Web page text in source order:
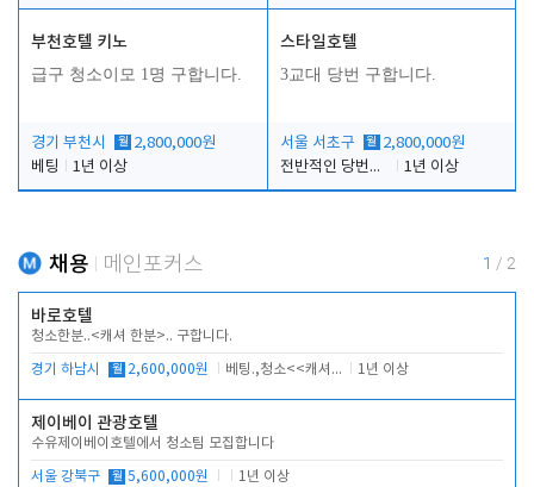
부천호텔 키노
급구 청소이모 1명 구합니다.
경기 부천시 월 2,800,000원
베팅
1년 이상
스타일호텔
3교대 당번 구합니다.
서울 서초구 월 2,800,000원
전반적인 당번업무
1년 이상
채용 메인포커스 1 / 2
바로호텔
청소한분..<캐셔 한분>.. 구합니다.
경기 하남시 월 2,600,000원 베팅.,청소<<캐셔 모셔봅니다. 1년 이상
제이베이 관광호텔
수유제이베이호텔에서 청소팀 모집합니다
서울 강북구 월 5,600,000원 1년 이상